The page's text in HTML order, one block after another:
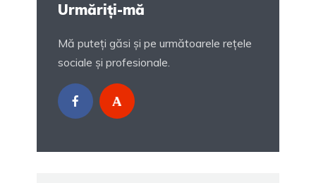
Urmăriți-mă
Mă puteți găsi și pe următoarele rețele
sociale și profesionale.